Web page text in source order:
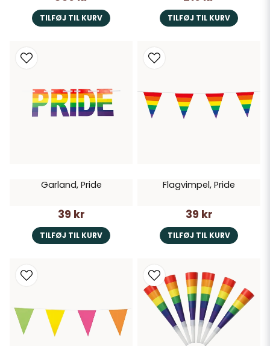
TILFØJ TIL KURV TILFØJ TIL KURV
Garland, Pride
39 kr
TILFØJ TIL KURV
Flagvimpel, Pride
39 kr
TILFØJ TIL KURV